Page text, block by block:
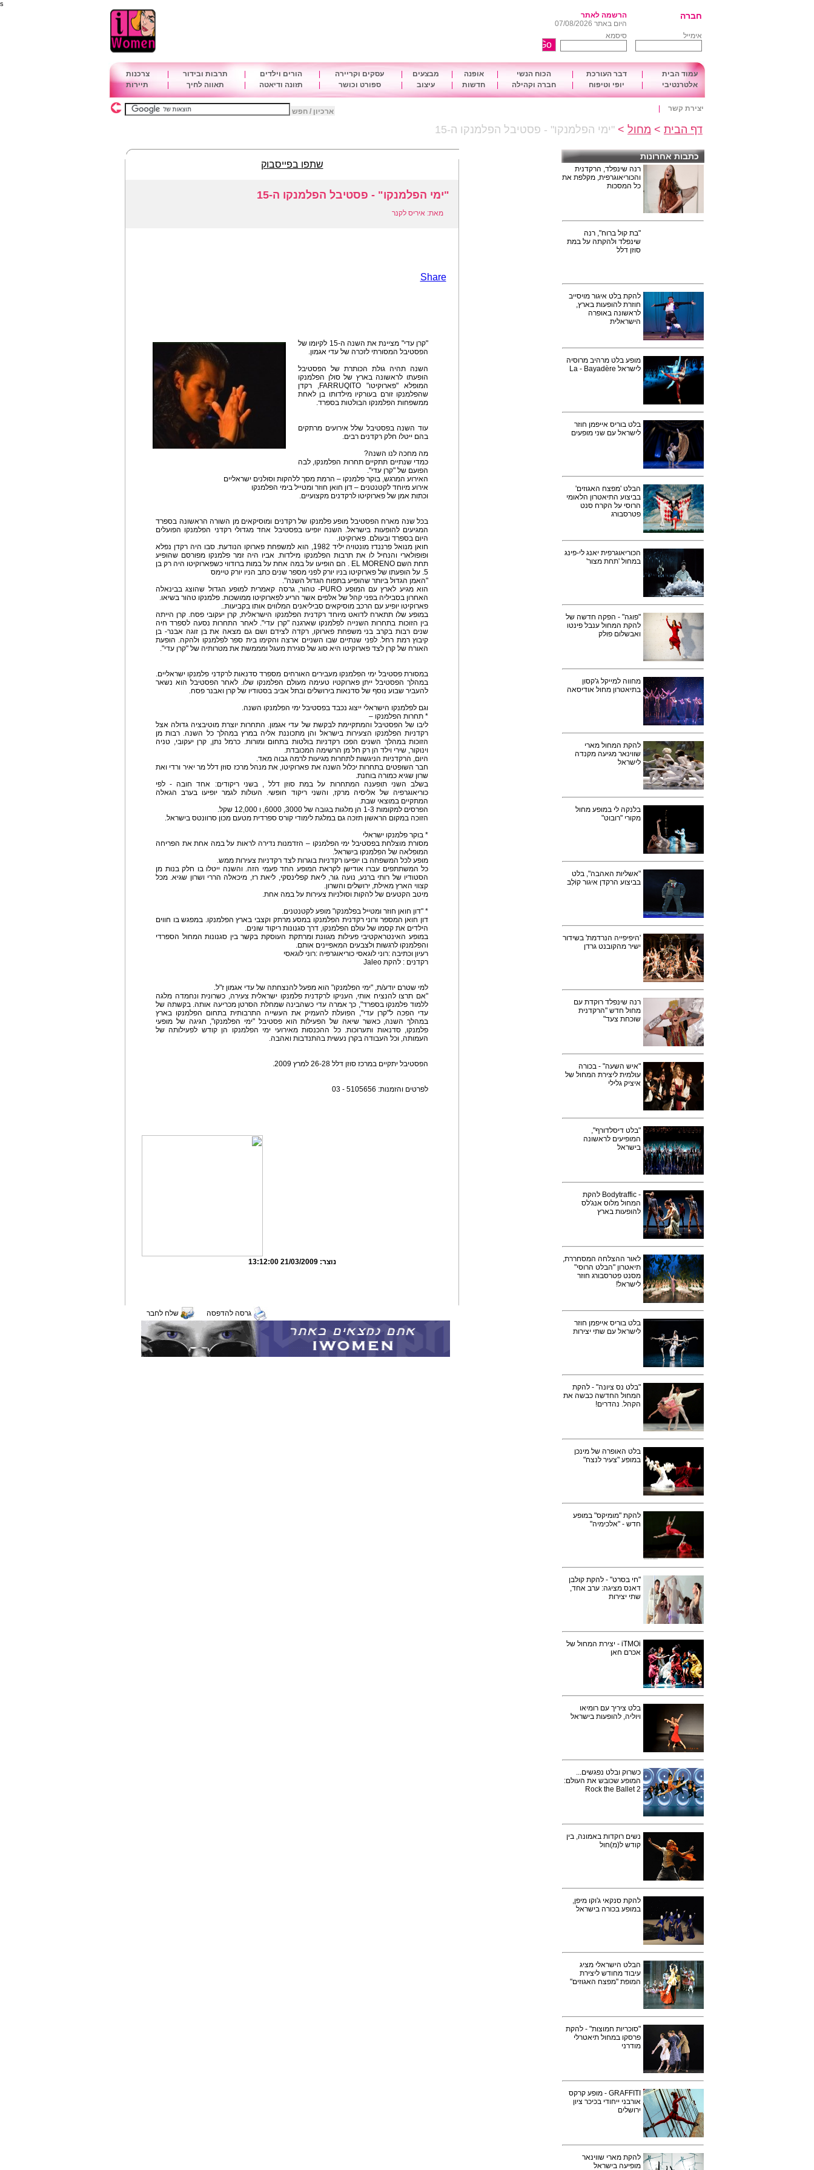
s
חברה
הרשמה לאתר
היום באתר 07/08/2026
אימייל
סיסמא
עמוד הבית דבר העורכת הכוח הנשי אופנה מבצעים עסקים וקריירה הורים וילדים תרבות ובידור
צרכנות
אלטרנטיבי
יופי וטיפוח חברה וקהילה חדשות עיצוב ספורט וכושר תזונה ודיאטה תאווה לחיך תיירות
יצירת קשר ארכיון / חפש
דף הבית > מחול > "ימי הפלמנקו" - פסטיבל הפלמנקו ה-15
כתבות אחרונות
רנה שינפלד, הרקדנית
והכוריאוגרפית, מקלפת את
כל המסכות
"בת קול ברוח", רנה
שינפלד ולהקתה על במת
סוזן דלל
להקת בלט איגור מויסייב
חוזרת להופעות בארץ,
לראשונה באופרה
הישראלית
מופע בלט מרהיב מרוסיה
לישראל La - Bayadère
בלט בוריס אייפמן חוזר
לישראל עם שני מופעים
הבלט 'מפצח האגוזים'
בביצוע התיאטרון הלאומי
הרוסי על הקרח סנט
פטרסבורג
הכוריאוגרפית יאנג לי-פינג
במחול 'תחת מצור'
"פוגה" - הפקה חדשה של
להקת המחול ענבל פינטו
ואבשלום פולק
מחווה למייקל ג'קסון
בתיאטרון מחול אודיסאה
להקת המחול מארי
שווינאר מגיעה מקנדה
לישראל
בלנקה לי במופע מחול
מקורי "רובוט"
"אשליות האהבה", בלט
בביצוע הרקדן איגור קוֹלְבּ
'היפיפייה הנרדמת' בשידור
ישיר מהקובנט גרדן
רנה שינפלד רוקדת עם
מחול חדש "הרקדנית
שוכחת צעד"
"איש השעה" - בכורה
עולמית ליצירת המחול של
איציק גלילי
"בלט דיסלדורף",
המופיעים לראשונה
בישראל
- Bodytraffic להקת
המחול מלוס אנג'לס
להופעות בארץ
לאור ההצלחה המסחררת,
תיאטרון "הבלט הרוסי"
מסנט פטרסבורג חוזר
לישראל!
בלט בוריס אייפמן חוזר
לישראל עם שתי יצירות
"בלט נס ציונה" - להקת
המחול החדשה כבשה את
הקהל. נהדרים!
בלט האופרה של מינכן
במופע "צעיר לנצח"
להקת "מומיקס" במופע
חדש - "אלכימיה"
"חי בסרט" - להקת קולבן
דאנס מציגה: ערב אחד,
שתי יצירות
iTMOi - יצירת המחול של
אכרם חאן
בלט ציריך עם רומיאו
ויוליה, להופעות בישראל
כשרוק ובלט נפגשים...
המופע שכובש את העולם:
Rock the Ballet 2
נשים רוקדות באמונה, בין
קודש ל(מ)חול
להקת סנקאי ג'וקו מיפן,
במופע בכורה בישראל
הבלט הישראלי מציג
עיבוד מחודש ליצירת
המופת "מפצח האגוזים"
"סוכריות חמוצות" - להקת
פרסקו במחול תיאטרלי
מודרני
GRAFFITI - מופע קרקס
אורבני ייחודי בכיכר ציון
ירושלים
להקת מארי שווינאר
מופיעה בישראל
שתפו בפייסבוק
"ימי הפלמנקו" - פסטיבל הפלמנקו ה-15
מאת: איריס לקנר
Share
"קרן עדי" מציינת את השנה ה-15 לקיומו של
הפסטיבל המסורתי לזכרה של עדי אגמון.
השנה תהיה גולת הכותרת של הפסטיבל
הופעתו לראשונה בארץ של סולן הפלמנקו
המופלא "פארוקיטו" FARRUQITO, רקדן
שהפלמנקו זורם בעורקיו מילדותו בן לאחת
ממשפחות הפלמנקו הבולטות בספרד.
עוד השנה בפסטיבל שלל אירועים מרתקים
בהם ייטלו חלק רקדנים רבים.
מה מחכה לנו השנה?
כמדי שנתיים תתקיים תחרות הפלמנקו, לבה
הפועם של "קרן עדי".
האירוע המרגש, בוקר פלמנקו – הרמת מסך ללהקות וסולנים ישראליים
אירוע מיוחד לקטנטנים – דון חואן חוזר ומטייל בימי הפלמנקו
וכתות אמן של פארוקיטו לרקדנים מקצועיים.
בכל שנה מארח הפסטיבל מופע פלמנקו של רקדנים ומוסיקאים מן השורה הראשונה בספרד
המגיעים להופעות בישראל. השנה יופיעו בפסטיבל אחד מגדולי רקדני הפלמנקו הפועלים
היום בספרד ובעולם. פארוקיטו.
חואן מנואל פרננדז מונטויה יליד 1982, הוא למשפחת פארוקו הנודעת. סבו היה רקדן נפלא
ופופולארי והנחיל לו את תרבות הפלמנקו מילדות. אביו היה זמר פלמנקו מפורסם שהופיע
תחת השם EL MORENO . הם הופיעו על במה אחת על במות ברודווי כשפארוקיטו היה רק בן
5. על הופעתו של פארוקיטו בניו יורק לפני מספר שנים כתב הניו יורק טיימס
"האמן הגדול ביותר שהופיע בתפוח הגדול השנה".
הוא מגיע לארץ עם המופע PURO- טהור, גרסה קאמרית למופע הגדול שהוצג בבינאלה
האחרון בסביליה בפני קהל של אלפים אשר הריע לפארוקיטו ממושכות. פלמנקו טהור בשיאו.
פארוקיטו יופיע עם הרכב מוסיקאים סביליאנים המלווים אותו בקביעות..
במופע שלו תתארח לדואט מיוחד רקדנית הפלמנקו הישראלית, קרן יעקובי פסח. קרן הייתה
בין הזוכות בתחרות השנייה לפלמנקו שארגנה "קרן עדי". לאחר התחרות נסעה לספרד חיה
שנים רבות בקרב בני משפחת פארוקו, רקדה לצידם ושם גם מצאה את בן זוגה אבנר- בן
קיבוץ רמת רחל. לפני שנתיים שבו השניים ארצה והקימו בית ספר לפלמנקו ולהקה. הופעת
האורח של קרן לצד פארוקיטו היא סוג של סגירת מעגל ומממשת את מטרותיה של "קרן עדי".
במסורת פסטיבל ימי הפלמנקו מעבירים האורחים מספרד סדנאות לרקדני פלמנקו ישראליים.
במהלך הפסטיבל ייתן פארוקטיו טעימה מעולם הפלמנקו שלו. לאחר הפסטיבל הוא נשאר
להעביר שבוע נוסף של סדנאות בירושלים ובתל אביב בסטודיו של קרן ואבנר פסח.
וגם לפלמנקו הישראלי ייצוג נכבד בפסטיבל ימי הפלמנקו השנה.
* תחרות הפלמנקו –
ליבו של הפסטיבל והמתקיימת לבקשת של עדי אגמון. התחרות יוצרת מוטיבציה גדולה אצל
רקדניות הפלמנקו הצעירות בישראל והן מתכוננת אליה במרץ במהלך כל השנה. רבות מן
הזוכות במהלך השנים הפכו רקדניות בולטות בתחום ומורות. כרמל נתן, קרן יעקובי, טניה
וינוקור, שירי וילד הן רק חל מן הרשימה המכובדת.
היום, הרקדניות הניגשות לתחרות מגיעות לרמה גבוה מאד.
חבר השופטים בתחרות יכלול השנה את פארוקיטו, את מנהל מרכז סוזן דלל מר יאיר ורדי ואת
שרון שגיא כמורה בוחנת.
בשלב השני תופענה המתחרות על במת סוזן דלל , בשני ריקודים: אחד חובה - לפי
כוריאוגרפיה של אליסיה מרקז, והשני ריקוד חופשי. העולות לגמר יופיעו בערב הגאלה
המתקיים במוצאי שבת.
הפרסים למקומות 1-3 הן מלגות בגובה של 3000, 6000, ו 12,000 שקל.
הזוכה במקום הראשון תזכה גם במלגת לימודי קורס ספרדית מטעם מכון סרוונטס בישראל.
* בוקר פלמנקו ישראלי
מסורת מוצלחת בפסטיבל ימי הפלמנקו – הזדמנות נדירה לראות על במה אחת את הפריחה
המופלאה של הפלמנקו בישראל.
מופע לכל המשפחה בו יופיעו רקדניות בוגרות לצד רקדניות צעירות ממש.
כל המשתתפים עברו אודישן לקראת המופע החד פעמי הזה. והשנה ייטלו בו חלק בנות מן
הסטודיו של רותי ברנע, נועה גור, ליאת קפלינסקי, ליאת רז, מיכאלה הררי ושרון שגיא. מכל
קצווי הארץ מאילת, ירושלים והשרון.
מיטב הקטעים של להקות וסולניות צעירות על במה אחת.
* "דון חואן חוזר ומטייל בפלמנקו" מופע לקטנטנים.
דון חואן המספר ורוני רקדנית הפלמנקו במסע מרתק וקצבי בארץ הפלמנקו. במפגש בו חווים
הילדים את קסמו של עולם הפלמנקו, דרך סגנונות ריקוד שונים.
במופע האינטראקטיבי פעילות מגוונת ומרתקת העוסקת בקשר בין סגנונות המחול הספרדי
והפלמנקו לרגשות ולצבעים המאפיינים אותם.
רעיון וכתיבה :רוני לוגאסי כוריאוגרפיה :רוני לוגאסי
רקדנים : להקת Jaleo
למי שטרם יודע/ת, "ימי הפלמנקו" הוא מפעל להנצחתה של עדי אגמון ז"ל.
"אם תרצו להנציח אותי, העניקו לרקדנית פלמנקו ישראלית צעירה, כשרונית ונחמדה מלגה
ללמוד פלמנקו בספרד", כך אמרה עדי כשהבינה שמחלת הסרטן מכריעה אותה. בקשתה של
עדי הפכה ל"קרן עדי", הפועלת להעמיק את העשייה התרבותית בתחום הפלמנקו בארץ
במהלך השנה, כאשר שיאה של הפעילות הוא פסטיבל "ימי הפלמנקו", חגיגה של מופעי
פלמנקו, סדנאות ותערוכות. כל ההכנסות מאירועי ימי הפלמנקו הן קודש לפעילותה של
העמותה, וכל העבודה בקרן נעשית בהתנדבות ואהבה.
הפסטיבל יתקיים במרכז סוזן דלל 26-28 למרץ 2009.
לפרטים והזמנות: 5105656 - 03
נוצר:21/03/2009 13:12:00
גרסה להדפסה שלח לחבר